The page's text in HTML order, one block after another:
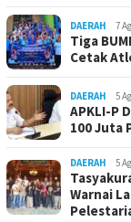
DAERAH 7
Tiga
Cetak
DAERAH 5
APKLI-P
100 Juta
DAERAH 5
Warnai